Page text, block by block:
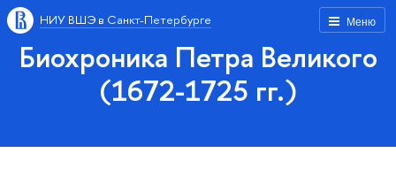
Меню
НИУ ВШЭ в Санкт-Петербурге
Биохроника Петра Великого
(1672-1725 гг.)